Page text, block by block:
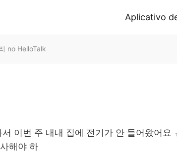
Aplicativo
no HelloTalk
이번 주 내내 집에 전기가 안 들어왔어요
해야 하